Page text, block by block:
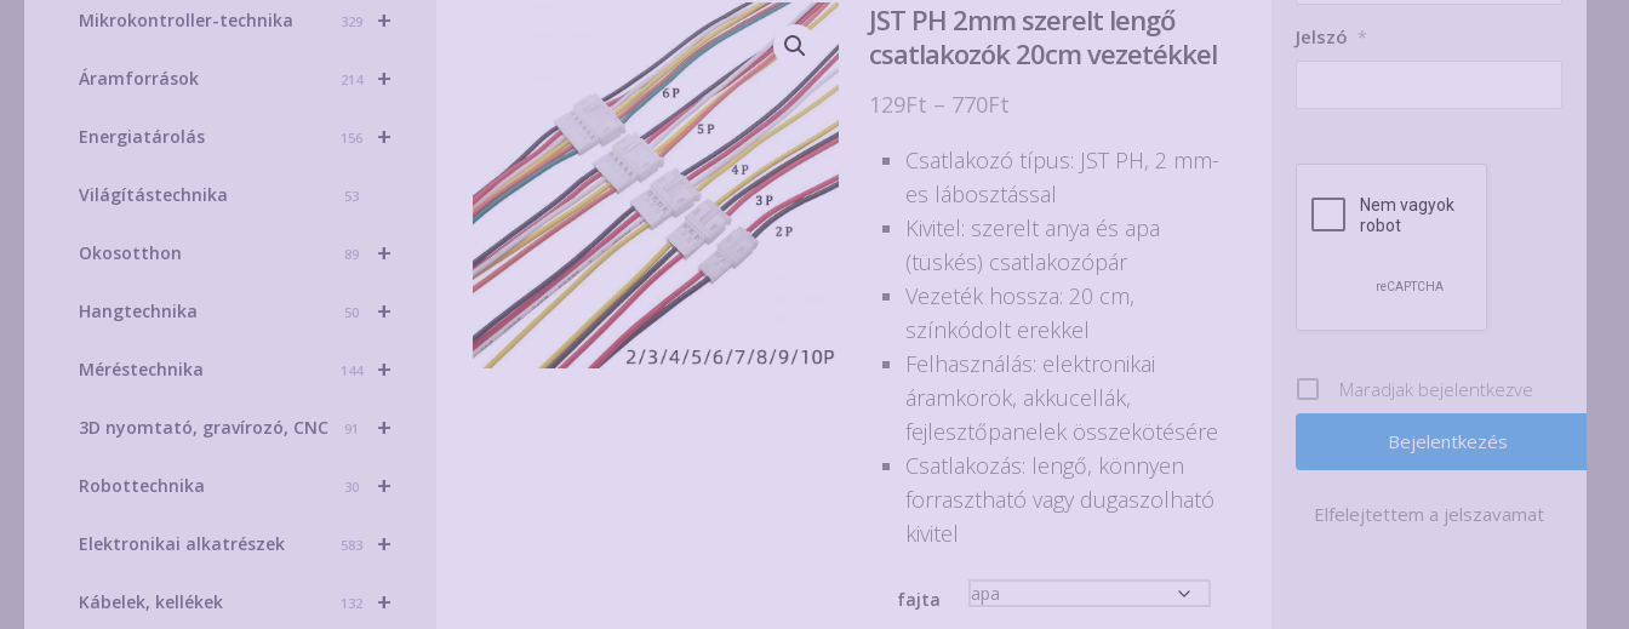
JST PH 2mm szerelt lengő
csatlakozók 20cm vezetékkel
129Ft – 770Ft
-
770Ft
Csatlakozó típus: JST PH, 2 mm-
es lábosztással
Kivitel: szerelt anya és apa
(tüskés) csatlakozópár
Vezeték hossza: 20 cm,
színkódolt erekkel
Felhasználás: elektronikai
áramkörök, akkucellák,
fejlesztőpanelek összekötésére
Csatlakozás: lengő, könnyen
forrasztható vagy dugaszolható
kivitel
fajta
+
Mikrokontroller-technika 329
+
Áramforrások 214
+
Energiatárolás 156
Világítástechnika 53
+
Okosotthon 89
+
Hangtechnika 50
+
Méréstechnika 144
+
3D nyomtató, gravírozó, CNC 91
+
Robottechnika 30
+
Elektronikai alkatrészek 583
+
Kábelek, kellékek 132
Jelszó *
Maradjak bejelentkezve
Elfelejtettem a jelszavamat